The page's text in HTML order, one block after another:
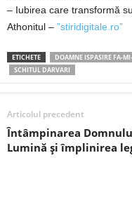
– Iubirea care transformă
Athonitul – ”stiridigitale.ro”
ETICHETE DOAMNE ISPASIRE FA-
SCHITUL DARVARI
Articolul precedent
Întâmpinarea
Lumină și împlinirea